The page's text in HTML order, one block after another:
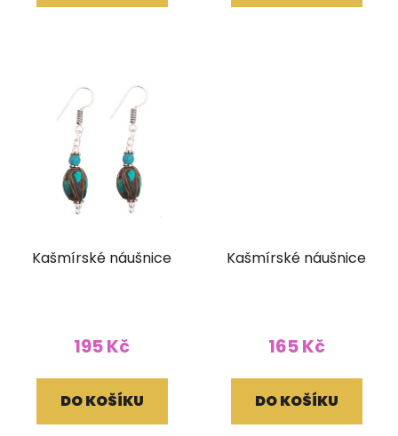
Kašmírské náušnice
195 Kč
DO KOŠÍKU
Kašmírské náušnice
165 Kč
DO KOŠÍKU